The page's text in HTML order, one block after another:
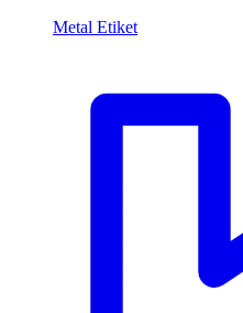
Metal Etiket